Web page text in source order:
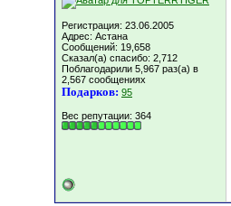
Регистрация: 23.06.2005
Адрес: Астана
Сообщений: 19,658
Сказал(а) спасибо: 2,712
Поблагодарили 5,967 раз(а) в
2,567 сообщениях
Подарков: 95
Вес репутации: 364